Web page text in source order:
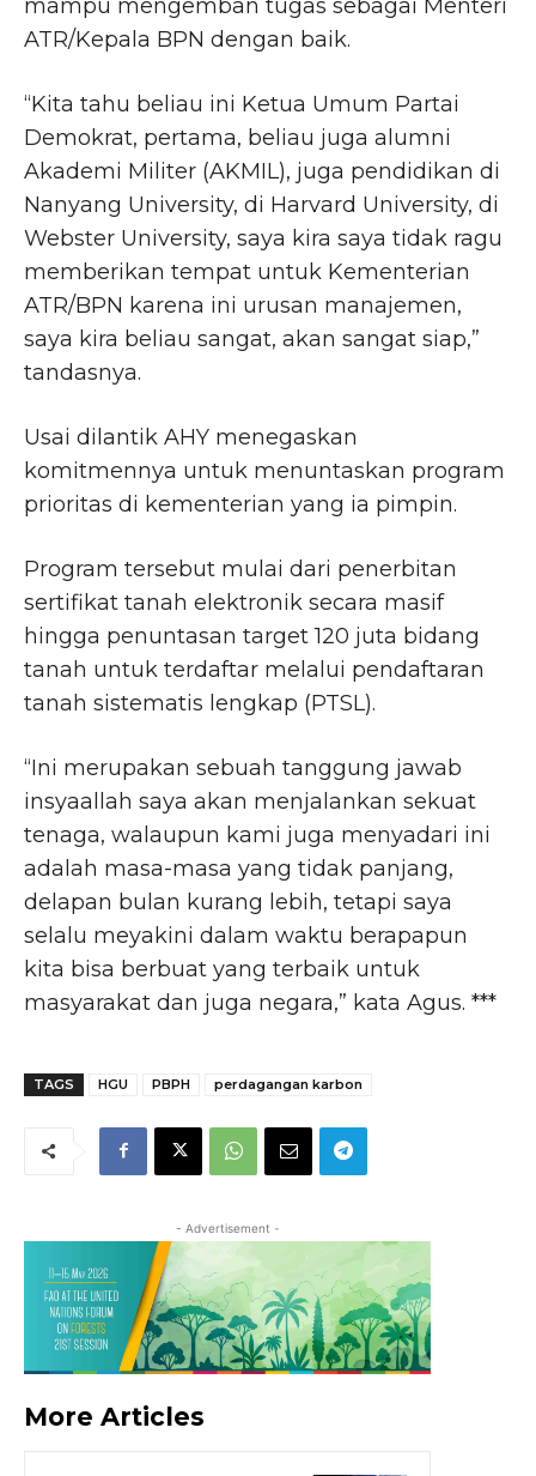
mampu mengemban tugas sebagai Menteri
ATR/Kepala BPN dengan baik.
“Kita tahu beliau ini Ketua Umum Partai
Demokrat, pertama, beliau juga alumni
Akademi Militer (AKMIL), juga pendidikan di
Nanyang University, di Harvard University, di
Webster University, saya kira saya tidak ragu
memberikan tempat untuk Kementerian
ATR/BPN karena ini urusan manajemen,
saya kira beliau sangat, akan sangat siap,”
tandasnya.
Usai dilantik AHY menegaskan
komitmennya untuk menuntaskan program
prioritas di kementerian yang ia pimpin.
Program tersebut mulai dari penerbitan
sertifikat tanah elektronik secara masif
hingga penuntasan target 120 juta bidang
tanah untuk terdaftar melalui pendaftaran
tanah sistematis lengkap (PTSL).
“Ini merupakan sebuah tanggung jawab
insyaallah saya akan menjalankan sekuat
tenaga, walaupun kami juga menyadari ini
adalah masa-masa yang tidak panjang,
delapan bulan kurang lebih, tetapi saya
selalu meyakini dalam waktu berapapun
kita bisa berbuat yang terbaik untuk
masyarakat dan juga negara,” kata Agus. ***
TAGS HGU PBPH perdagangan karbon
- Advertisement -
More Articles